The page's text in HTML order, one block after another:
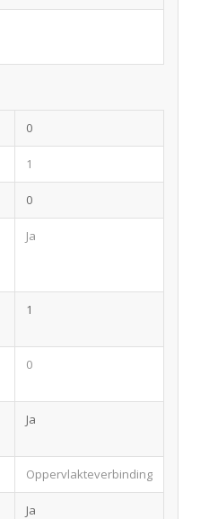
0
1
0
Ja
1
0
Ja
Oppervlakteverbinding
Ja